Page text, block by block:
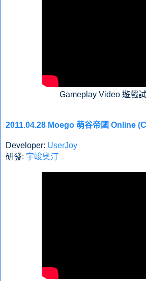
Gameplay Video 遊戲
2011.04.28 Moego 萌谷帝國 Online
Developer: UserJoy
研發: 宇峻奧汀